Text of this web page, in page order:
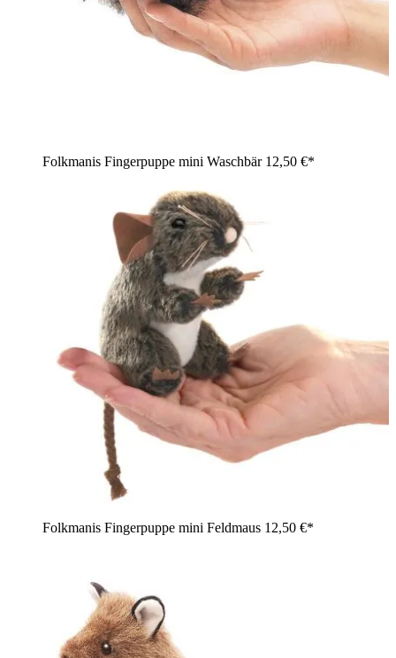
Folkmanis Fingerpuppe mini Waschbär 12,50 €*
Folkmanis Fingerpuppe mini Feldmaus 12,50 €*